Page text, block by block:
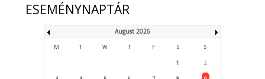
ESEMÉNYNAPTÁR
August 2026
M T W T F S S
1 2